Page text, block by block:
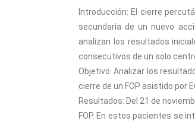
Introducción: El cierre
secundaria de un nuevo
analizan los resultados
consecutivos de un solo
Objetivo: Analizar los
cierre de un FOP asistido por
Resultados: Del 21 de
FOP. En estos pacientes se